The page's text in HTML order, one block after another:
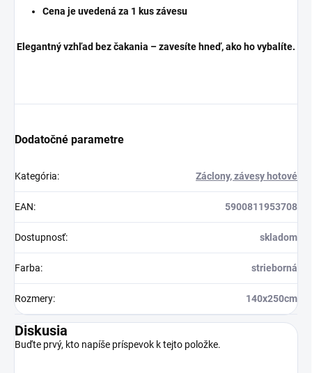
Cena je uvedená za 1 kus závesu
Elegantný vzhľad bez čakania – zavesíte hneď, ako ho vybalíte.
Dodatočné parametre
Kategória: Záclony, závesy hotové
EAN: 5900811953708
Dostupnosť: skladom
Farba: strieborná
Rozmery: 140x250cm
Diskusia
Buďte prvý, kto napíše príspevok k tejto položke.